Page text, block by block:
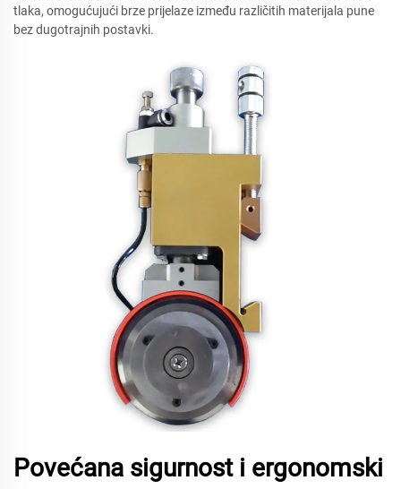
tlaka, omogućujući brze prijelaze između različitih materijala pune
bez dugotrajnih postavki.
Povećana sigurnost i ergonomski